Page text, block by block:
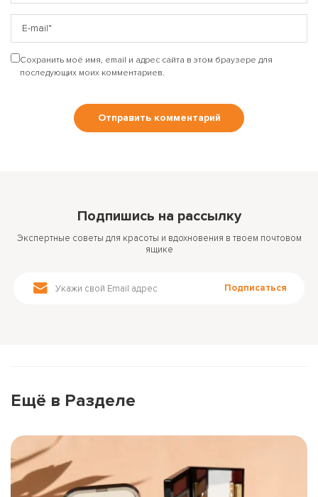
Сохранить моё имя, email и адрес сайта в этом браузере для
последующих моих комментариев.
Подпишись на рассылку
Подписаться
Экспертные советы для красоты и вдохновения в твоем почтовом
ящике
Ещё в Разделе